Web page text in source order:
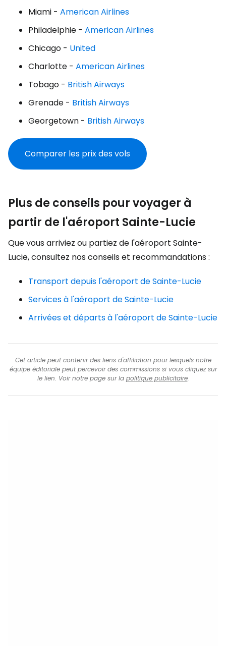
Miami - American Airlines
Philadelphie - American Airlines
Chicago - United
Charlotte - American Airlines
Tobago - British Airways
Grenade - British Airways
Georgetown - British Airways
Comparer les prix des vols
Plus de conseils pour voyager à
partir de l'aéroport Sainte-Lucie
Que vous arriviez ou partiez de l'aéroport Sainte-
Lucie, consultez nos conseils et recommandations :
Transport depuis l'aéroport de Sainte-Lucie
Services à l'aéroport de Sainte-Lucie
Arrivées et départs à l'aéroport de Sainte-Lucie
Cet article peut contenir des liens d'affiliation pour lesquels notre
équipe éditoriale peut percevoir des commissions si vous cliquez sur
le lien. Voir notre page sur la politique publicitaire.